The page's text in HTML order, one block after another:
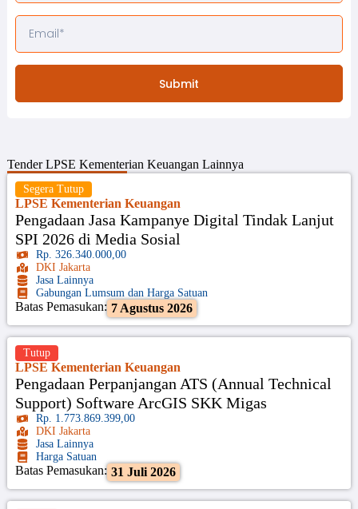
Submit
TenderLPSE Kementerian Keuangan Lainnya
LPSE Kementerian Keuangan
Pengadaan Jasa Kampanye Digital Tindak Lanjut
SPI 2026 di Media Sosial
Rp. 326.340.000,00
DKI Jakarta
Jasa Lainnya
Gabungan Lumsum dan Harga Satuan
Batas Pemasukan: 7 Agustus 2026
Segera Tutup
LPSE Kementerian Keuangan
Pengadaan Perpanjangan ATS (Annual Technical
Support) Software ArcGIS SKK Migas
Rp. 1.773.869.399,00
DKI Jakarta
Jasa Lainnya
Harga Satuan
Batas Pemasukan: 31 Juli 2026
Tutup